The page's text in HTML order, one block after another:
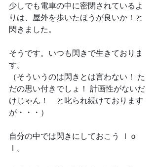
少しでも電車の中に密閉されているよ
りは、屋外を歩いたほうが良いか！と
閃きました。
そうです。いつも閃きで生きておりま
す。
（そういうのは閃きとは言わない！ た
だの思い付きでしょ！ 計画性がないだ
けじゃん！　と叱られ続けております
が・・・）
自分の中では閃きにしておこう ｌｏ
ｌ。